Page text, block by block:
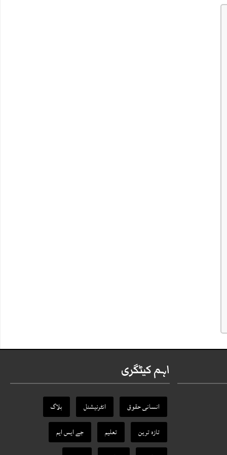
اہم کیٹگری
انسانی حقوق انٹرنیشنل
بلاگ
تازہ ترین
تعلیم
جے ایس ایم